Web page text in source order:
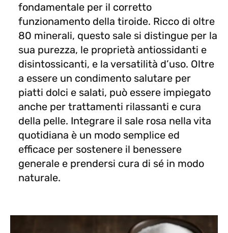
fondamentale per il corretto
funzionamento della tiroide. Ricco di oltre
80 minerali, questo sale si distingue per la
sua purezza, le proprietà antiossidanti e
disintossicanti, e la versatilità d’uso. Oltre
a essere un condimento salutare per
piatti dolci e salati, può essere impiegato
anche per trattamenti rilassanti e cura
della pelle. Integrare il sale rosa nella vita
quotidiana è un modo semplice ed
efficace per sostenere il benessere
generale e prendersi cura di sé in modo
naturale.